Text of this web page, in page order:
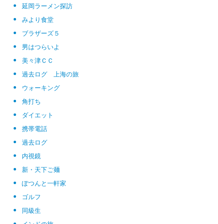
延岡ラーメン探訪
みより食堂
ブラザーズ５
男はつらいよ
美々津ＣＣ
過去ログ 上海の旅
ウォーキング
角打ち
ダイエット
携帯電話
過去ログ
内視鏡
新・天下ご麺
ぽつんと一軒家
ゴルフ
同級生